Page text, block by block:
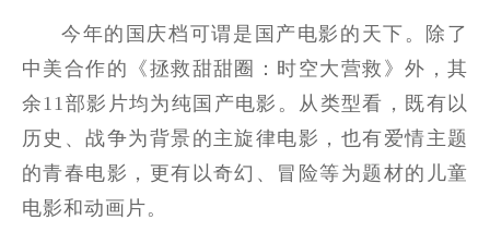
今年的国庆档可谓是国产电影的天下。除了
中美合作的《拯救甜甜圈：时空大营救》外，其
余11部影片均为纯国产电影。从类型看，既有以
历史、战争为背景的主旋律电影，也有爱情主题
的青春电影，更有以奇幻、冒险等为题材的儿童
电影和动画片。